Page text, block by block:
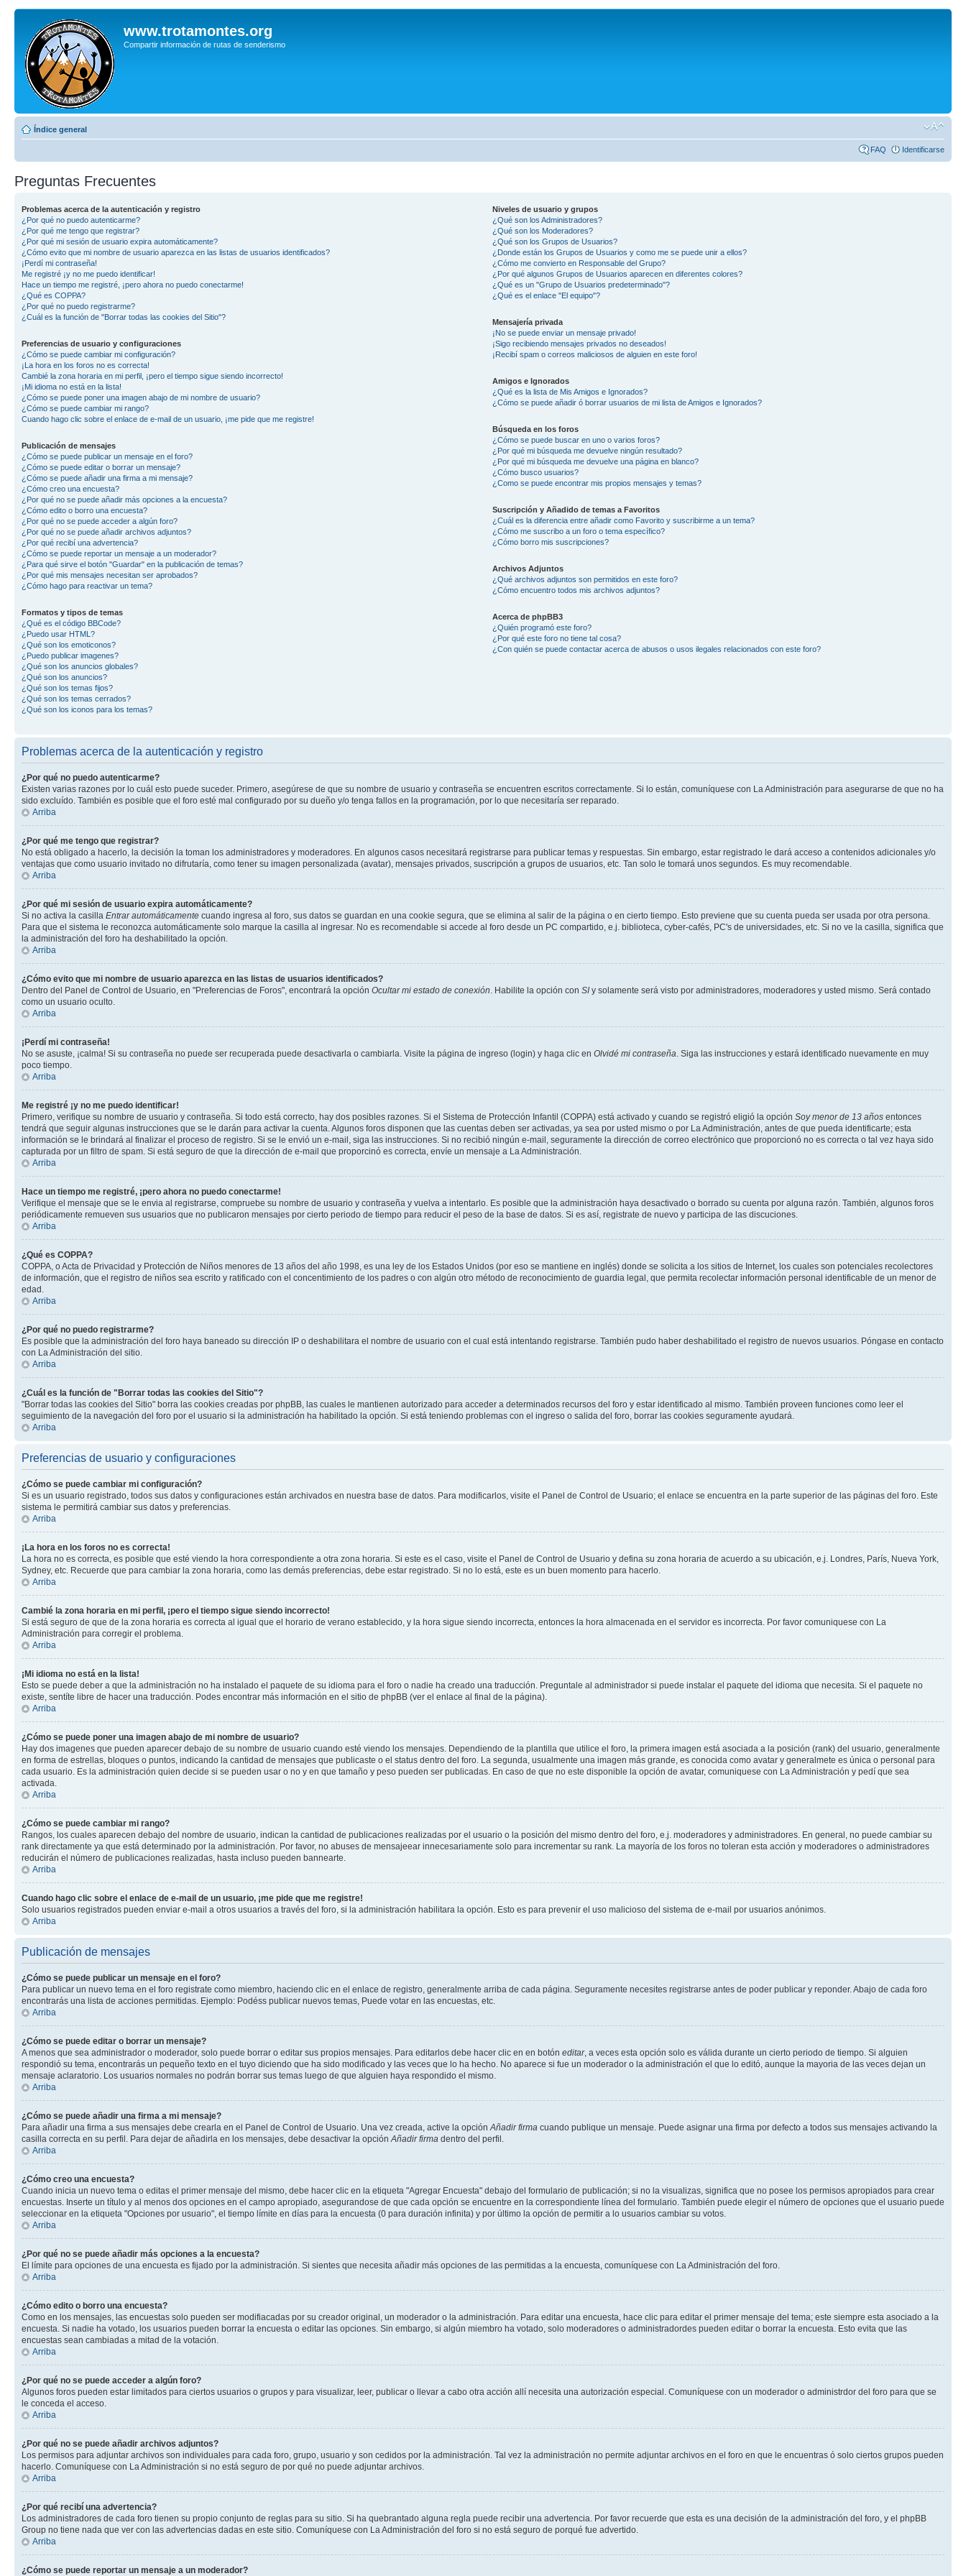
www.trotamontes.org
Compartir información de rutas de senderismo
Índice general
FAQ Identificarse
Preguntas Frecuentes
Problemas acerca de la autenticación y registro
¿Por qué no puedo autenticarme?
¿Por qué me tengo que registrar?
¿Por qué mi sesión de usuario expira automáticamente?
¿Cómo evito que mi nombre de usuario aparezca en las listas de usuarios identificados?
¡Perdí mi contraseña!
Me registré ¡y no me puedo identificar!
Hace un tiempo me registré, ¡pero ahora no puedo conectarme!
¿Qué es COPPA?
¿Por qué no puedo registrarme?
¿Cuál es la función de "Borrar todas las cookies del Sitio"?
Preferencias de usuario y configuraciones
¿Cómo se puede cambiar mi configuración?
¡La hora en los foros no es correcta!
Cambié la zona horaria en mi perfil, ¡pero el tiempo sigue siendo incorrecto!
¡Mi idioma no está en la lista!
¿Cómo se puede poner una imagen abajo de mi nombre de usuario?
¿Cómo se puede cambiar mi rango?
Cuando hago clic sobre el enlace de e-mail de un usuario, ¡me pide que me registre!
Publicación de mensajes
¿Cómo se puede publicar un mensaje en el foro?
¿Cómo se puede editar o borrar un mensaje?
¿Cómo se puede añadir una firma a mi mensaje?
¿Cómo creo una encuesta?
¿Por qué no se puede añadir más opciones a la encuesta?
¿Cómo edito o borro una encuesta?
¿Por qué no se puede acceder a algún foro?
¿Por qué no se puede añadir archivos adjuntos?
¿Por qué recibí una advertencia?
¿Cómo se puede reportar un mensaje a un moderador?
¿Para qué sirve el botón "Guardar" en la publicación de temas?
¿Por qué mis mensajes necesitan ser aprobados?
¿Cómo hago para reactivar un tema?
Formatos y tipos de temas
¿Qué es el código BBCode?
¿Puedo usar HTML?
¿Qué son los emoticonos?
¿Puedo publicar imagenes?
¿Qué son los anuncios globales?
¿Qué son los anuncios?
¿Qué son los temas fijos?
¿Qué son los temas cerrados?
¿Qué son los iconos para los temas?
Niveles de usuario y grupos
¿Qué son los Administradores?
¿Qué son los Moderadores?
¿Qué son los Grupos de Usuarios?
¿Donde están los Grupos de Usuarios y como me se puede unir a ellos?
¿Cómo me convierto en Responsable del Grupo?
¿Por qué algunos Grupos de Usuarios aparecen en diferentes colores?
¿Qué es un "Grupo de Usuarios predeterminado"?
¿Qué es el enlace "El equipo"?
Mensajería privada
¡No se puede enviar un mensaje privado!
¡Sigo recibiendo mensajes privados no deseados!
¡Recibí spam o correos maliciosos de alguien en este foro!
Amigos e Ignorados
¿Qué es la lista de Mis Amigos e Ignorados?
¿Cómo se puede añadir ó borrar usuarios de mi lista de Amigos e Ignorados?
Búsqueda en los foros
¿Cómo se puede buscar en uno o varios foros?
¿Por qué mi búsqueda me devuelve ningún resultado?
¿Por qué mi búsqueda me devuelve una página en blanco?
¿Cómo busco usuarios?
¿Como se puede encontrar mis propios mensajes y temas?
Suscripción y Añadido de temas a Favoritos
¿Cuál es la diferencia entre añadir como Favorito y suscribirme a un tema?
¿Cómo me suscribo a un foro o tema específico?
¿Cómo borro mis suscripciones?
Archivos Adjuntos
¿Qué archivos adjuntos son permitidos en este foro?
¿Cómo encuentro todos mis archivos adjuntos?
Acerca de phpBB3
¿Quién programó este foro?
¿Por qué este foro no tiene tal cosa?
¿Con quién se puede contactar acerca de abusos o usos ilegales relacionados con este foro?
Problemas acerca de la autenticación y registro
¿Por qué no puedo autenticarme?
Existen varias razones por lo cuál esto puede suceder. Primero, asegúrese de que su nombre de usuario y contraseña se encuentren escritos correctamente. Si lo están, comuníquese con La Administración para asegurarse de que no ha
sido excluído. También es posible que el foro esté mal configurado por su dueño y/o tenga fallos en la programación, por lo que necesitaría ser reparado.
Arriba
¿Por qué me tengo que registrar?
No está obligado a hacerlo, la decisión la toman los administradores y moderadores. En algunos casos necesitará registrarse para publicar temas y respuestas. Sin embargo, estar registrado le dará acceso a contenidos adicionales y/o
ventajas que como usuario invitado no difrutaría, como tener su imagen personalizada (avatar), mensajes privados, suscripción a grupos de usuarios, etc. Tan solo le tomará unos segundos. Es muy recomendable.
Arriba
¿Por qué mi sesión de usuario expira automáticamente?
Si no activa la casilla Entrar automáticamente cuando ingresa al foro, sus datos se guardan en una cookie segura, que se elimina al salir de la página o en cierto tiempo. Esto previene que su cuenta pueda ser usada por otra persona.
Para que el sistema le reconozca automáticamente solo marque la casilla al ingresar. No es recomendable si accede al foro desde un PC compartido, e.j. biblioteca, cyber-cafés, PC's de universidades, etc. Si no ve la casilla, significa que
la administración del foro ha deshabilitado la opción.
Arriba
¿Cómo evito que mi nombre de usuario aparezca en las listas de usuarios identificados?
Dentro del Panel de Control de Usuario, en "Preferencias de Foros", encontrará la opción Ocultar mi estado de conexión. Habilite la opción con SI y solamente será visto por administradores, moderadores y usted mismo. Será contado
como un usuario oculto.
Arriba
¡Perdí mi contraseña!
No se asuste, ¡calma! Si su contraseña no puede ser recuperada puede desactivarla o cambiarla. Visite la página de ingreso (login) y haga clic en Olvidé mi contraseña. Siga las instrucciones y estará identificado nuevamente en muy
poco tiempo.
Arriba
Me registré ¡y no me puedo identificar!
Primero, verifique su nombre de usuario y contraseña. Si todo está correcto, hay dos posibles razones. Si el Sistema de Protección Infantil (COPPA) está activado y cuando se registró eligió la opción Soy menor de 13 años entonces
tendrá que seguir algunas instrucciones que se le darán para activar la cuenta. Algunos foros disponen que las cuentas deben ser activadas, ya sea por usted mismo o por La Administración, antes de que pueda identificarte; esta
información se le brindará al finalizar el proceso de registro. Si se le envió un e-mail, siga las instrucciones. Si no recibió ningún e-mail, seguramente la dirección de correo electrónico que proporcionó no es correcta o tal vez haya sido
capturada por un filtro de spam. Si está seguro de que la dirección de e-mail que proporcinó es correcta, envíe un mensaje a La Administración.
Arriba
Hace un tiempo me registré, ¡pero ahora no puedo conectarme!
Verifique el mensaje que se le envia al registrarse, compruebe su nombre de usuario y contraseña y vuelva a intentarlo. Es posible que la administración haya desactivado o borrado su cuenta por alguna razón. También, algunos foros
periódicamente remueven sus usuarios que no publicaron mensajes por cierto periodo de tiempo para reducir el peso de la base de datos. Si es así, registrate de nuevo y participa de las discuciones.
Arriba
¿Qué es COPPA?
COPPA, o Acta de Privacidad y Protección de Niños menores de 13 años del año 1998, es una ley de los Estados Unidos (por eso se mantiene en inglés) donde se solicita a los sitios de Internet, los cuales son potenciales recolectores
de información, que el registro de niños sea escrito y ratificado con el concentimiento de los padres o con algún otro método de reconocimiento de guardia legal, que permita recolectar información personal identificable de un menor de
edad.
Arriba
¿Por qué no puedo registrarme?
Es posible que la administración del foro haya baneado su dirección IP o deshabilitara el nombre de usuario con el cual está intentando registrarse. También pudo haber deshabilitado el registro de nuevos usuarios. Póngase en contacto
con La Administración del sitio.
Arriba
¿Cuál es la función de "Borrar todas las cookies del Sitio"?
"Borrar todas las cookies del Sitio" borra las cookies creadas por phpBB, las cuales le mantienen autorizado para acceder a determinados recursos del foro y estar identificado al mismo. También proveen funciones como leer el
seguimiento de la navegación del foro por el usuario si la administración ha habilitado la opción. Si está teniendo problemas con el ingreso o salida del foro, borrar las cookies seguramente ayudará.
Arriba
Preferencias de usuario y configuraciones
¿Cómo se puede cambiar mi configuración?
Si es un usuario registrado, todos sus datos y configuraciones están archivados en nuestra base de datos. Para modificarlos, visite el Panel de Control de Usuario; el enlace se encuentra en la parte superior de las páginas del foro. Este
sistema le permitirá cambiar sus datos y preferencias.
Arriba
¡La hora en los foros no es correcta!
La hora no es correcta, es posible que esté viendo la hora correspondiente a otra zona horaria. Si este es el caso, visite el Panel de Control de Usuario y defina su zona horaria de acuerdo a su ubicación, e.j. Londres, París, Nueva York,
Sydney, etc. Recuerde que para cambiar la zona horaria, como las demás preferencias, debe estar registrado. Si no lo está, este es un buen momento para hacerlo.
Arriba
Cambié la zona horaria en mi perfil, ¡pero el tiempo sigue siendo incorrecto!
Si está seguro de que de la zona horaria es correcta al igual que el horario de verano establecido, y la hora sigue siendo incorrecta, entonces la hora almacenada en el servidor es incorrecta. Por favor comuniquese con La
Administración para corregir el problema.
Arriba
¡Mi idioma no está en la lista!
Esto se puede deber a que la administración no ha instalado el paquete de su idioma para el foro o nadie ha creado una traducción. Preguntale al administrador si puede instalar el paquete del idioma que necesita. Si el paquete no
existe, sentíte libre de hacer una traducción. Podes encontrar más información en el sitio de phpBB (ver el enlace al final de la página).
Arriba
¿Cómo se puede poner una imagen abajo de mi nombre de usuario?
Hay dos imagenes que pueden aparecer debajo de su nombre de usuario cuando esté viendo los mensajes. Dependiendo de la plantilla que utilice el foro, la primera imagen está asociada a la posición (rank) del usuario, generalmente
en forma de estrellas, bloques o puntos, indicando la cantidad de mensajes que publicaste o el status dentro del foro. La segunda, usualmente una imagen más grande, es conocida como avatar y generalmete es única o personal para
cada usuario. Es la administración quien decide si se pueden usar o no y en que tamaño y peso pueden ser publicadas. En caso de que no este disponible la opción de avatar, comuniquese con La Administración y pedí que sea
activada.
Arriba
¿Cómo se puede cambiar mi rango?
Rangos, los cuales aparecen debajo del nombre de usuario, indican la cantidad de publicaciones realizadas por el usuario o la posición del mismo dentro del foro, e.j. moderadores y administradores. En general, no puede cambiar su
rank directamente ya que está determinado por la administración. Por favor, no abuses de mensajeear innecesariamente solo para incrementar su rank. La mayoría de los foros no toleran esta acción y moderadores o administradores
reducirán el número de publicaciones realizadas, hasta incluso pueden bannearte.
Arriba
Cuando hago clic sobre el enlace de e-mail de un usuario, ¡me pide que me registre!
Solo usuarios registrados pueden enviar e-mail a otros usuarios a través del foro, si la administración habilitara la opción. Esto es para prevenir el uso malicioso del sistema de e-mail por usuarios anónimos.
Arriba
Publicación de mensajes
¿Cómo se puede publicar un mensaje en el foro?
Para publicar un nuevo tema en el foro registrate como miembro, haciendo clic en el enlace de registro, generalmente arriba de cada página. Seguramente necesites registrarse antes de poder publicar y reponder. Abajo de cada foro
encontrarás una lista de acciones permitidas. Ejemplo: Podéss publicar nuevos temas, Puede votar en las encuestas, etc.
Arriba
¿Cómo se puede editar o borrar un mensaje?
A menos que sea administrador o moderador, solo puede borrar o editar sus propios mensajes. Para editarlos debe hacer clic en en botón editar, a veces esta opción solo es válida durante un cierto periodo de tiempo. Si alguien
respondió su tema, encontrarás un pequeño texto en el tuyo diciendo que ha sido modificado y las veces que lo ha hecho. No aparece si fue un moderador o la administración el que lo editó, aunque la mayoria de las veces dejan un
mensaje aclaratorio. Los usuarios normales no podrán borrar sus temas luego de que alguien haya respondido el mismo.
Arriba
¿Cómo se puede añadir una firma a mi mensaje?
Para añadir una firma a sus mensajes debe crearla en el Panel de Control de Usuario. Una vez creada, active la opciónAñadir firma cuando publique un mensaje. Puede asignar una firma por defecto a todos sus mensajes activando la
casilla correcta en su perfil. Para dejar de añadirla en los mensajes, debe desactivar la opciónAñadir firma dentro del perfil.
Arriba
¿Cómo creo una encuesta?
Cuando inicia un nuevo tema o editas el primer mensaje del mismo, debe hacer clic en la etiqueta "Agregar Encuesta" debajo del formulario de publicación; si no la visualizas, significa que no posee los permisos apropiados para crear
encuestas. Inserte un título y al menos dos opciones en el campo apropiado, asegurandose de que cada opción se encuentre en la correspondiente línea del formulario. También puede elegir el número de opciones que el usuario puede
seleccionar en la etiqueta "Opciones por usuario", el tiempo límite en días para la encuesta (0 para duración infinita) y por último la opción de permitir a lo usuarios cambiar su votos.
Arriba
¿Por qué no se puede añadir más opciones a la encuesta?
El límite para opciones de una encuesta es fijado por la administración. Si sientes que necesita añadir más opciones de las permitidas a la encuesta, comuníquese con La Administración del foro.
Arriba
¿Cómo edito o borro una encuesta?
Como en los mensajes, las encuestas solo pueden ser modifiacadas por su creador original, un moderador o la administración. Para editar una encuesta, hace clic para editar el primer mensaje del tema; este siempre esta asociado a la
encuesta. Si nadie ha votado, los usuarios pueden borrar la encuesta o editar las opciones. Sin embargo, si algún miembro ha votado, solo moderadores o administradordes pueden editar o borrar la encuesta. Esto evita que las
encuestas sean cambiadas a mitad de la votación.
Arriba
¿Por qué no se puede acceder a algún foro?
Algunos foros pueden estar limitados para ciertos usuarios o grupos y para visualizar, leer, publicar o llevar a cabo otra acción allí necesita una autorización especial. Comuníquese con un moderador o administrdor del foro para que se
le conceda el acceso.
Arriba
¿Por qué no se puede añadir archivos adjuntos?
Los permisos para adjuntar archivos son individuales para cada foro, grupo, usuario y son cedidos por la administración. Tal vez la administración no permite adjuntar archivos en el foro en que le encuentras ó solo ciertos grupos pueden
hacerlo. Comuníquese con La Administración si no está seguro de por qué no puede adjuntar archivos.
Arriba
¿Por qué recibí una advertencia?
Los administradores de cada foro tienen su propio conjunto de reglas para su sitio. Si ha quebrantado alguna regla puede recibir una advertencia. Por favor recuerde que esta es una decisión de la administración del foro, y el phpBB
Group no tiene nada que ver con las advertencias dadas en este sitio. Comuníquese con La Administración del foro si no está seguro de porqué fue advertido.
Arriba
¿Cómo se puede reportar un mensaje a un moderador?